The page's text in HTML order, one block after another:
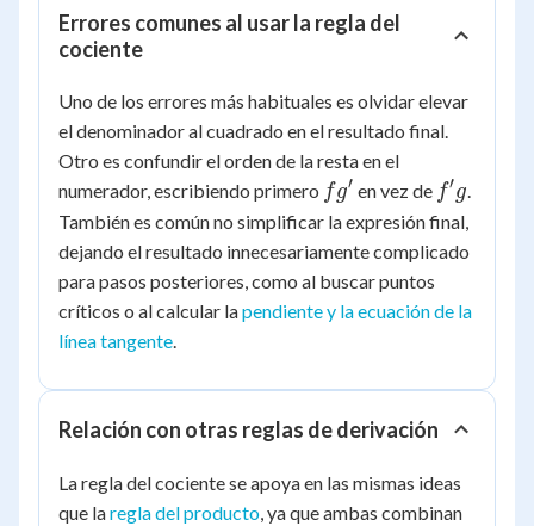
Errores comunes al usar la regla del
cociente
Uno de los errores más habituales es olvidar elevar
el denominador al cuadrado en el resultado final.
Otro es confundir el orden de la resta en el
numerador, escribiendo primero fg'
fg′ en vez de f'g
f′g.
También es común no simplificar la expresión final,
dejando el resultado innecesariamente complicado
para pasos posteriores, como al buscar puntos
críticos o al calcular lapendiente y la ecuación de la
línea tangente.
Relación con otras reglas de derivación
La regla del cociente se apoya en las mismas ideas
que laregla del producto, ya que ambas combinan